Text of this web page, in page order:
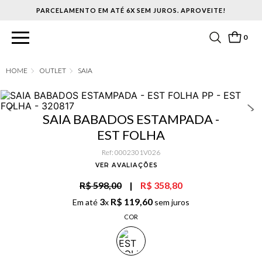
PARCELAMENTO EM ATÉ 6X SEM JUROS. APROVEITE!
0
OUTLET SAIA
SAIA BABADOS ESTAMPADA -
EST FOLHA
Ref: 0002301V026
VER AVALIAÇÕES
R$ 598,00 | R$ 358,80
Em até 3x R$ 119,60 sem juros
COR